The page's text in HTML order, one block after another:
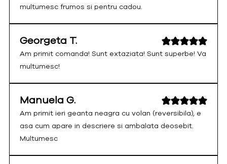
multumesc frumos si pentru cadou.
Georgeta T.
Am primit comanda! Sunt extaziata! Sunt superbe! Va
multumesc!
Manuela G.
Am primit ieri geanta neagra cu volan (reversibila), e
asa cum apare in descriere si ambalata deosebit.
Multumesc